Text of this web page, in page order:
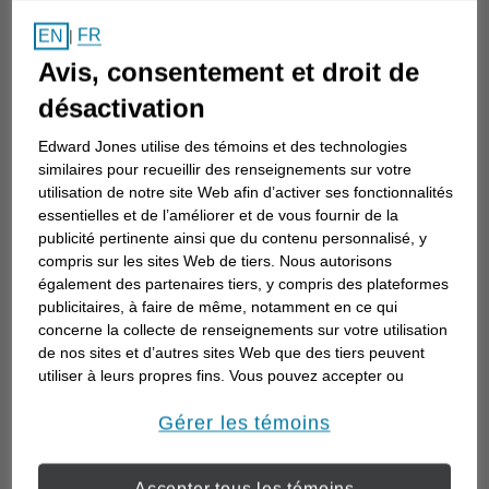
Comment choisir un
conseiller en investissement
Choisir un conseiller en investissement est
votre avenir. Voici comment commencer.
EN | FR
Avis, consentement et droit de
désactivation
Edward Jones utilise des témoins et des technologies
similaires pour recueillir des renseignements sur votre
utilisation de notre site Web afin d’activer ses fonctionnalités
essentielles et de l’améliorer et de vous fournir de la
publicité pertinente ainsi que du contenu personnalisé, y
compris sur les sites Web de tiers. Nous autorisons
également des partenaires tiers, y compris des plateformes
publicitaires, à faire de même, notamment en ce qui
concerne la collecte de renseignements sur votre utilisation
de nos sites et d’autres sites Web que des tiers peuvent
utiliser à leurs propres fins. Vous pouvez accepter ou
Pour en savoir plus sur la façon dont nous utilisons les
veuillez consulter notreDéclaration de confidentialité de
Gérer les témoins